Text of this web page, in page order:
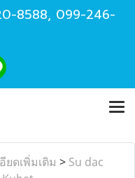
8588, 099-246-
ยดเพิ่มเติม > Su dac